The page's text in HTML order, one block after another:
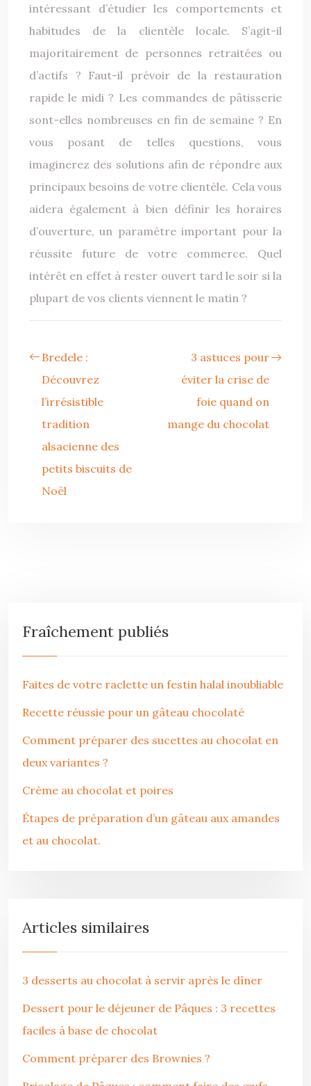
intéressant d’étudier les comportements et
habitudes de la clientèle locale. S’agit-il
majoritairement de personnes retraitées ou
d’actifs ? Faut-il prévoir de la restauration
rapide le midi ? Les commandes de pâtisserie
sont-elles nombreuses en fin de semaine ? En
vous posant de telles questions, vous
imaginerez des solutions afin de répondre aux
principaux besoins de votre clientèle. Cela vous
aidera également à bien définir les horaires
d’ouverture, un paramètre important pour la
réussite future de votre commerce. Quel
intérêt en effet à rester ouvert tard le soir si la
plupart de vos clients viennent le matin ?
Bredele :
Découvrez
l’irrésistible
tradition
alsacienne des
petits biscuits de
Noël
3 astuces pour
éviter la crise de
foie quand on
mange du chocolat
Fraîchement publiés
Faites de votre raclette un festin halal inoubliable
Recette réussie pour un gâteau chocolaté
Comment préparer des sucettes au chocolat en
deux variantes ?
Crème au chocolat et poires
Étapes de préparation d’un gâteau aux amandes
et au chocolat.
Articles similaires
3 desserts au chocolat à servir après le dîner
Dessert pour le déjeuner de Pâques : 3 recettes
faciles à base de chocolat
Comment préparer des Brownies ?